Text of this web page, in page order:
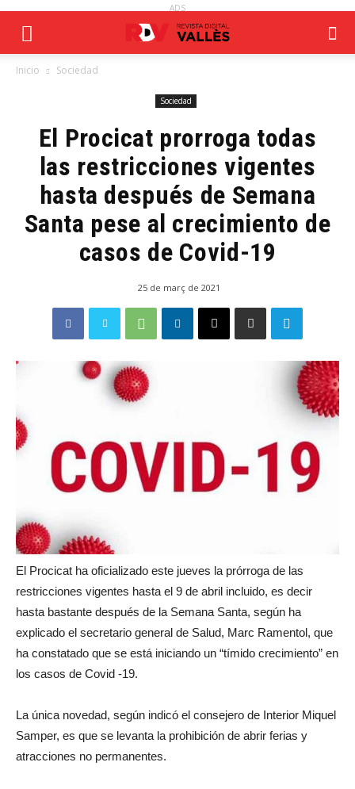
ADS
Inicio Sociedad
Sociedad
El Procicat prorroga todas
las restricciones vigentes
hasta después de Semana
Santa pese al crecimiento de
casos de Covid-19
25 de març de 2021
El Procicat ha oficializado este jueves la prórroga de las
restricciones vigentes hasta el 9 de abril incluido, es decir
hasta bastante después de la Semana Santa, según ha
explicado el secretario general de Salud, Marc Ramentol, que
ha constatado que se está iniciando un “tímido crecimiento” en
los casos de Covid -19.
La única novedad, según indicó el consejero de Interior Miquel
Samper, es que se levanta la prohibición de abrir ferias y
atracciones no permanentes.